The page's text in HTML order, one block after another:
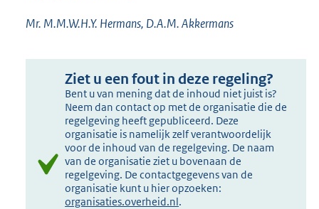
Mr. M.M.W.H.Y. Hermans, D.A.M. Akkermans
Ziet u een fout in deze regeling?
Bent u van mening dat de inhoud niet juist is?
Neem dan contact op met de organisatie die de
regelgeving heeft gepubliceerd. Deze
organisatie is namelijk zelf verantwoordelijk
voor de inhoud van de regelgeving. De naam
van de organisatie ziet u bovenaan de
regelgeving. De contactgegevens van de
organisatie kunt u hier opzoeken:
organisaties.overheid.nl.